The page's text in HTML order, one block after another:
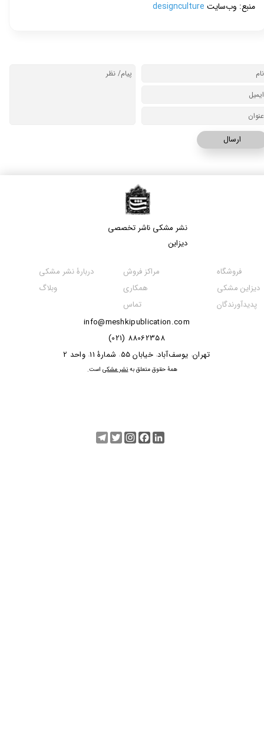
منبع: وب‌سایت designculture
ارسال
نشر مشکی​​​​​​​ ناشر تخصصی
دیزاین
info@meshkipublication.com
88062358 (021)
​​​​​​تهران، یوسف‌آباد، خیابان 55 ، شمارۀ 11 ،واحد 2
مراکز فروش
همکاری
تماس
فروشگاه
دیزاین مشکی
پدیدآورندگان
دربارۀ نشر مشکی
وبلاگ
​همۀ حقوق متعلق به نشر مشکیاست.
Telegram
TwitterInstagramFacebook